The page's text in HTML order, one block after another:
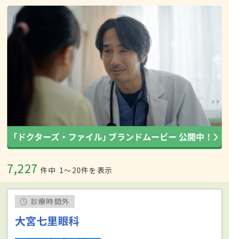
7,227 件中 1〜20件を表示
診療時間外
大宮七里眼科